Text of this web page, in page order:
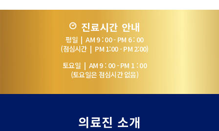
진료시간 안내
평일 | AM 9 : 00 - PM 6 : 00
(점심시간 | PM 1:00 - PM 2:00)
토요일 | AM 9 : 00 - PM 1 : 00
(토요일은 점심시간 없음)
의료진 소개